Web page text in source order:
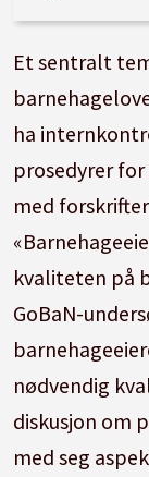
Et sentralt
ha
prosedyrer for
med
kvaliteten på
GoBaN-
nødvendig
diskusjon om
med seg